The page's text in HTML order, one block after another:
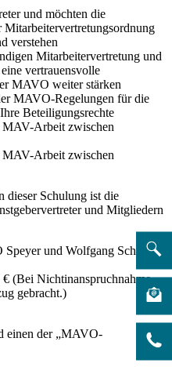
und möchten die
Mitarbeitervertretungsordnung
verstehen
Mitarbeitervertretung und
vertrauensvolle
MAVO weiter stärken
MAVO-Regelungen für die
Beteiligungsrechte
MAV-Arbeit zwischen
MAV-Arbeit zwischen
dieser Schulung ist die
und Mitgliedern
und Wolfgang Schmidt
(Bei Nichtinanspruchnahme
gebracht.)
einen der „MAVO-